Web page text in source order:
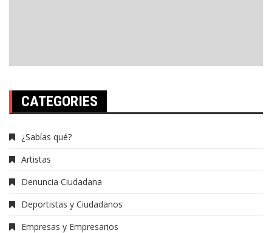
CATEGORIES
¿Sabías qué?
Artistas
Denuncia Ciudadana
Deportistas y Ciudadanos
Empresas y Empresarios